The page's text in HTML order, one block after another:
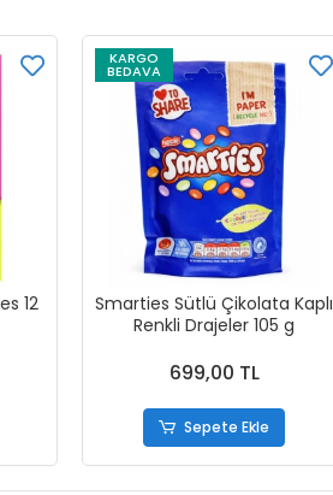
KARGO
BEDAVA
Smarties Sütlü Çikolata Kaplı
Renkli Drajeler 105 g
699,00 TL
Sepete Ekle